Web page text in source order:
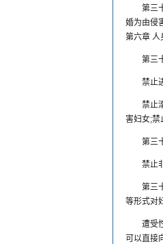
第三
婚为由侵
第六章 人
第三
禁止
禁止
害妇女;禁
第三
禁止
第三
等形式对
遭受
可以直接